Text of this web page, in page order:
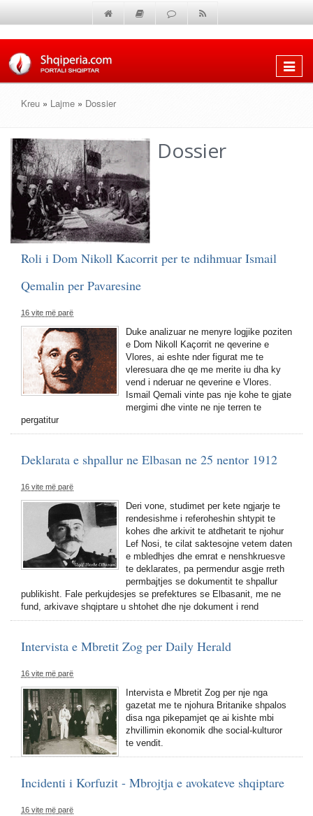
Shfaq
Kreu » Lajme » Dossier
Dossier
Roli i Dom Nikoll Kacorrit per te ndihmuar Ismail
Qemalin per Pavaresine
16 vite më parë
Duke analizuar ne menyre logjike poziten
e Dom Nikoll Kaçorrit ne qeverine e
Vlores, ai eshte nder figurat me te
vleresuara dhe qe me merite iu dha ky
vend i nderuar ne qeverine e Vlores.
Ismail Qemali vinte pas nje kohe te gjate
mergimi dhe vinte ne nje terren te
pergatitur
Deklarata e shpallur ne Elbasan ne 25 nentor 1912
16 vite më parë
Deri vone, studimet per kete ngjarje te
rendesishme i referoheshin shtypit te
kohes dhe arkivit te atdhetarit te njohur
Lef Nosi, te cilat saktesojne vetem daten
e mbledhjes dhe emrat e nenshkruesve
te deklarates, pa permendur asgje rreth
permbajtjes se dokumentit te shpallur
publikisht. Fale perkujdesjes se prefektures se Elbasanit, me ne
fund, arkivave shqiptare u shtohet dhe nje dokument i rend
Intervista e Mbretit Zog per Daily Herald
16 vite më parë
Intervista e Mbretit Zog per nje nga
gazetat me te njohura Britanike shpalos
disa nga pikepamjet qe ai kishte mbi
zhvillimin ekonomik dhe social-kulturor
te vendit.
Incidenti i Korfuzit - Mbrojtja e avokateve shqiptare
16 vite më parë